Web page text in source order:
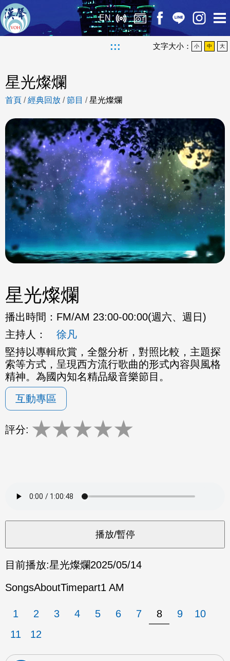
EN
::: 文字大小： 小 中 大
星光燦爛
首頁 /經典回放 /節目 /星光燦爛
星光燦爛
播出時間： FM/AM 23:00-00:00(週六、週日)
主持人：
徐凡
堅持以專輯欣賞，全盤分析，對照比較，主題探
索等方式，呈現西方流行歌曲的形式內容與風格
精神。為國內知名精品級音樂節目。
互動專區
評分: ★★★★★
目前播放:星光燦爛2025/05/14
SongsAboutTimepart1 AM
1 2 3 4 5 6 7 8 9
10
11
12